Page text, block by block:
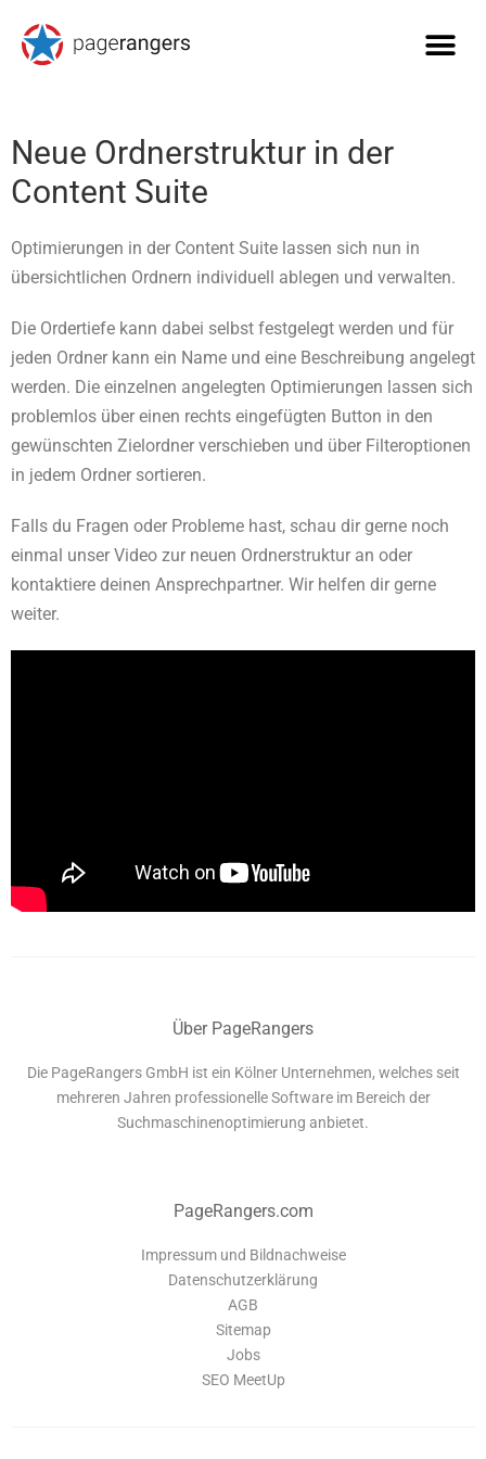
Neue Ordnerstruktur in der
Content Suite
Optimierungen in der Content Suite lassen sich nun in
übersichtlichen Ordnern individuell ablegen und verwalten.
Die Ordertiefe kann dabei selbst festgelegt werden und für
jeden Ordner kann ein Name und eine Beschreibung angelegt
werden. Die einzelnen angelegten Optimierungen lassen sich
problemlos über einen rechts eingefügten Button in den
gewünschten Zielordner verschieben und über Filteroptionen
in jedem Ordner sortieren.
Falls du Fragen oder Probleme hast, schau dir gerne noch
einmal unser Video zur neuen Ordnerstruktur an oder
kontaktiere deinen Ansprechpartner. Wir helfen dir gerne
weiter.
Über PageRangers
Die PageRangers GmbH ist ein Kölner Unternehmen, welches seit
mehreren Jahren professionelle Software im Bereich der
Suchmaschinenoptimierung anbietet.
PageRangers.com
Impressum und Bildnachweise
Datenschutzerklärung
AGB
Sitemap
Jobs
SEO MeetUp